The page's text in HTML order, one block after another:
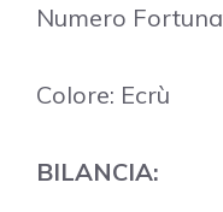
Numero
Colore: Ecrù
BILANCIA: